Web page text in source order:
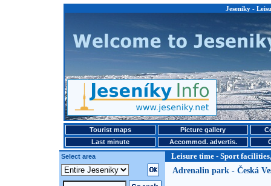
Jeseniky -
Tourist maps Picture gallery
Last minute
Accommod. advertis.
Select area
Leisure time - Sport
Adrenalin park - Česká